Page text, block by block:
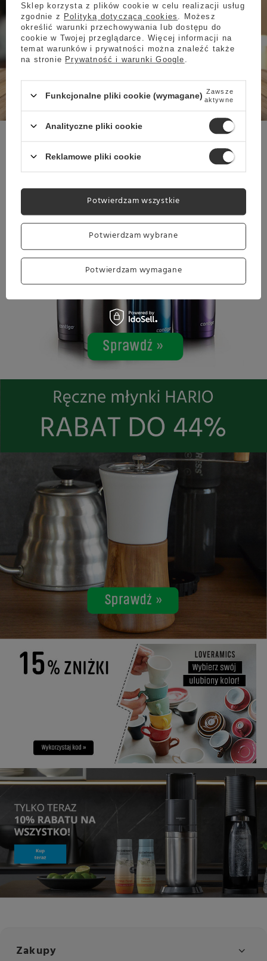
Zakupy
Sklep korzysta z plików cookie w celu realizacji usług
zgodnie z Polityką dotyczącą cookies
. Możesz
określić warunki przechowywania lub dostępu do
cookie w Twojej przeglądarce. Więcej informacji na
temat warunków i prywatności można znaleźć także
na stronie Prywatność i warunki Google
Funkcjonalne pliki cookie (wymagane) Zawsze
aktywne
Analityczne pliki cookie
Reklamowe pliki cookie
Potwierdzam wybrane
Potwierdzam wymagane
Potwierdzam wszystkie